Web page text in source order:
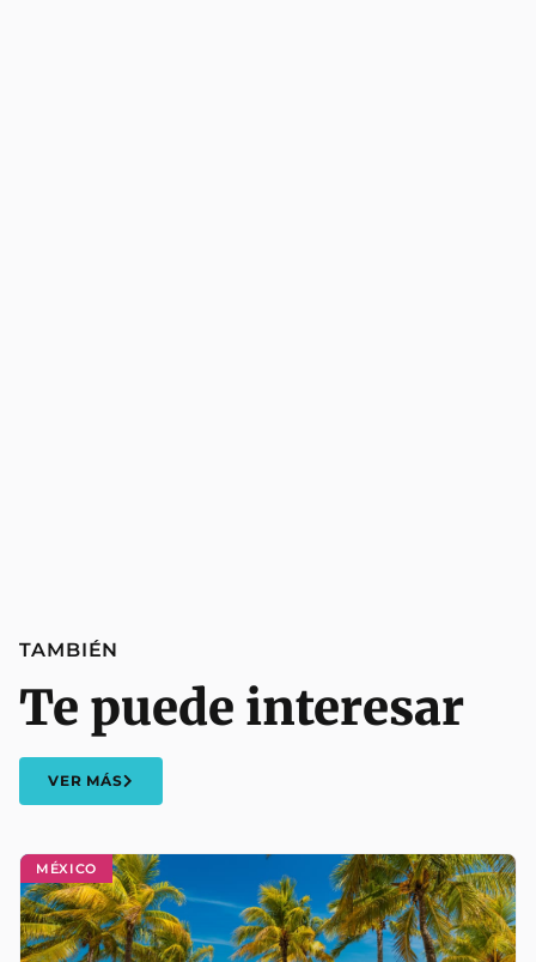
MÉXICO
TAMBIÉN
Te puede interesar
VER MÁS